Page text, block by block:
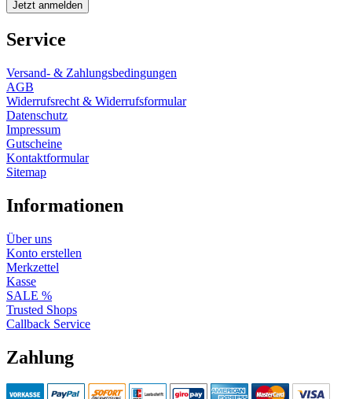
Service
Versand- & Zahlungsbedingungen
AGB
Widerrufsrecht & Widerrufsformular
Datenschutz
Impressum
Gutscheine
Kontaktformular
Sitemap
Informationen
Über uns
Konto erstellen
Merkzettel
Kasse
SALE %
Trusted Shops
Callback Service
Zahlung